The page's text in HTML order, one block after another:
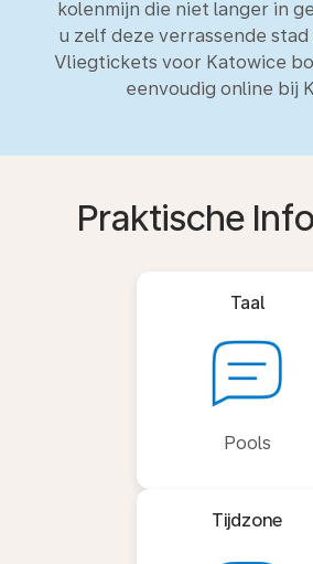
kolenmijn die niet langer in
u zelf deze verrassende
Vliegtickets voor Katowice
eenvoudig online bij
Praktische
Taal
Pools
Tijdzone